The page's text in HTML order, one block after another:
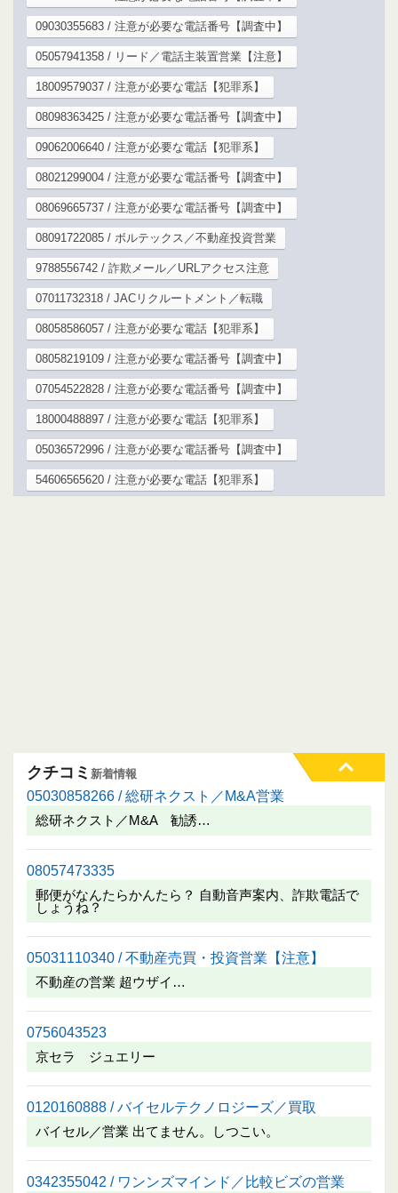
09030355683 / 注意が必要な電話番号【調査中】
05057941358 / リード／電話主装置営業【注意】
18009579037 / 注意が必要な電話【犯罪系】
08098363425 / 注意が必要な電話番号【調査中】
09062006640 / 注意が必要な電話【犯罪系】
08021299004 / 注意が必要な電話番号【調査中】
08069665737 / 注意が必要な電話番号【調査中】
08091722085 / ボルテックス／不動産投資営業
9788556742 / 詐欺メール／URLアクセス注意
07011732318 / JACリクルートメント／転職
08058586057 / 注意が必要な電話【犯罪系】
08058219109 / 注意が必要な電話番号【調査中】
07054522828 / 注意が必要な電話番号【調査中】
18000488897 / 注意が必要な電話【犯罪系】
05036572996 / 注意が必要な電話番号【調査中】
54606565620 / 注意が必要な電話【犯罪系】
クチコミ 新着情報
05030858266 / 総研ネクスト／M&A営業
総研ネクスト／M&A 勧誘…
08057473335
郵便がなんたらかんたら？ 自動音声案内、詐欺電話で
しょうね？
05031110340 / 不動産売買・投資営業【注意】
不動産の営業 超ウザイ…
0756043523
京セラ ジュエリー
0120160888 / バイセルテクノロジーズ／買取
バイセル／営業 出てません。しつこい。
0342355042 / ワンンズマインド／比較ビズの営業